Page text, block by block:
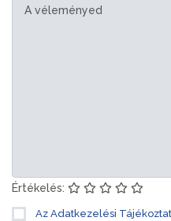
Értékelés:
Az Adatkezelési